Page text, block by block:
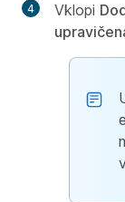
Vklopi